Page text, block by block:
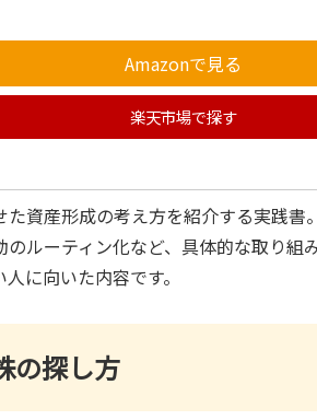
Amazonで見る
楽天市場で探す
資産形成の考え方を紹介する実践書
ルーティン化など、具体的な取り組
に向いた内容です。
の探し方